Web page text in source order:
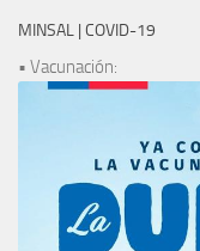
MINSAL | COVID-19
• Vacunación: